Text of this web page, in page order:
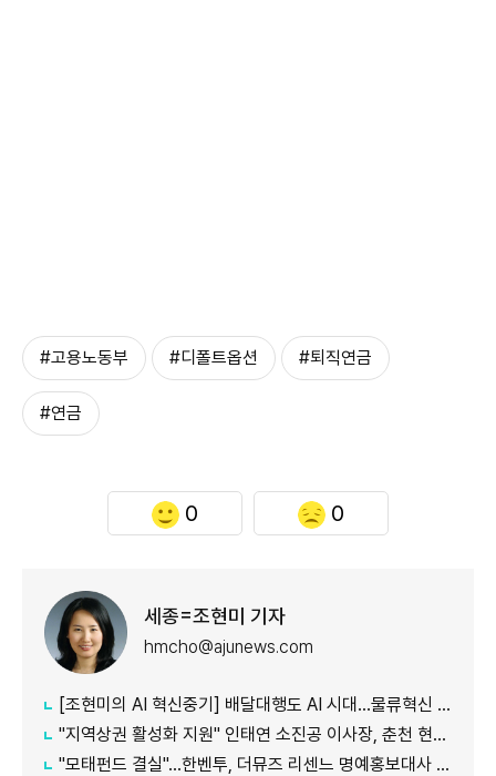
#고용노동부 #디폴트옵션 #퇴직연금
#연금
0 0
세종=조현미 기자
hmcho@ajunews.com
[조현미의 AI 혁신중기] 배달대행도 AI 시대…물류혁신 선도하는 부릉
"지역상권 활성화 지원" 인태연 소진공 이사장, 춘천 현장방문
"모태펀드 결실"…한벤투, 더뮤즈 리센느 명예홍보대사 임명